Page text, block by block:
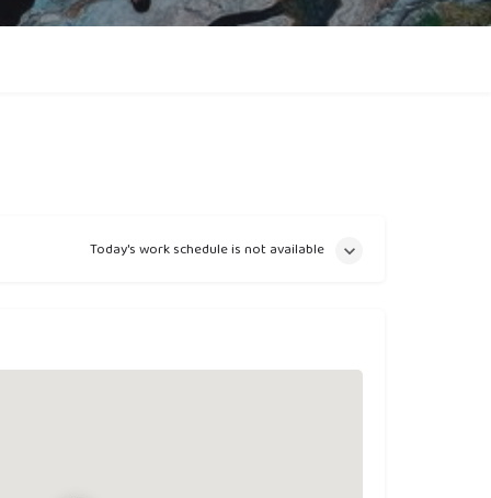
Today's work schedule is not available